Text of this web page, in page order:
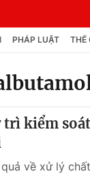
PHÁP LUẬT THẾ
trì kiểm
về xử lý